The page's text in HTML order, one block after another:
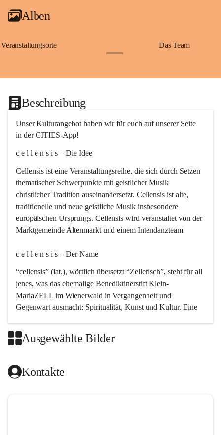
Alben
Veranstaltungsorte Das Team
Beschreibung
Unser Kulturangebot haben wir für euch auf unserer Seite
in der CITIES-App!
c e l l e n s i s – Die Idee
Cellensis ist eine Veranstaltungsreihe, die sich durch Setzen
thematischer Schwerpunkte mit geistlicher Musik
christlicher Tradition auseinandersetzt. Cellensis ist alte,
traditionelle und neue geistliche Musik insbesondere
europäischen Ursprungs. Cellensis wird veranstaltet von der
Marktgemeinde Altenmarkt und einem Intendanzteam.
c e l l e n s i s – Der Name
“cellensis” (lat.), wörtlich übersetzt “Zellerisch”, steht für all
jenes, was das ehemalige Benediktinerstift Klein-
MariaZELL im Wienerwald in Vergangenheit und
Gegenwart ausmacht: Spiritualität, Kunst und Kultur. Eine
Kirchenmusik, dem kunstvollen Lob Gottes.
Das kirchenmusikalische Festival Cellensis wird seit dem
Ausgewählte Bilder
Kontakte